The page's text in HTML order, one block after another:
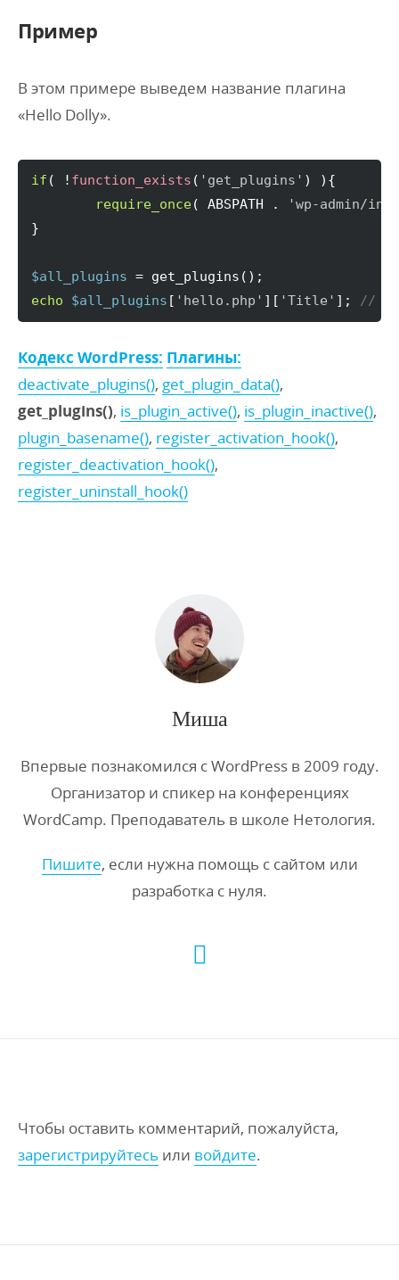
Пример
В этом примере выведем название плагина
«Hello Dolly».
if ( ! function_exists ( 'get_plugins' ) ) {
require_once( ABSPATH .
'wp-admin/
}
$all_plugins = get_plugins ( )
echo
$all_plugins [ 'hello.php' ] [ 'Title' ] ; //
Кодекс WordPress: Плагины:
deactivate_plugins(), get_plugin_data(),
get_plugins(), is_plugin_active(), is_plugin_inactive(),
plugin_basename(), register_activation_hook(),
register_deactivation_hook(),
register_uninstall_hook()
Миша
Впервые познакомился с WordPress в 2009 году.
Организатор и спикер на конференциях
WordCamp. Преподаватель в школе Нетология.
Пишите, если нужна помощь с сайтом или
разработка с нуля.
Чтобы оставить комментарий, пожалуйста,
зарегистрируйтесь или войдите.